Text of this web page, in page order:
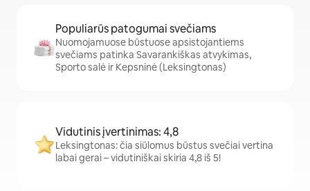
Populiarūs patogumai svečiams
Nuomojamuose būstuose apsistojantiems
svečiams patinka Savarankiškas atvykimas,
Sporto salė ir Kepsninė (Leksingtonas)
Vidutinis įvertinimas: 4,8
Leksingtonas: čia siūlomus būstus svečiai vertina
labai gerai – vidutiniškai skiria 4,8 iš 5!